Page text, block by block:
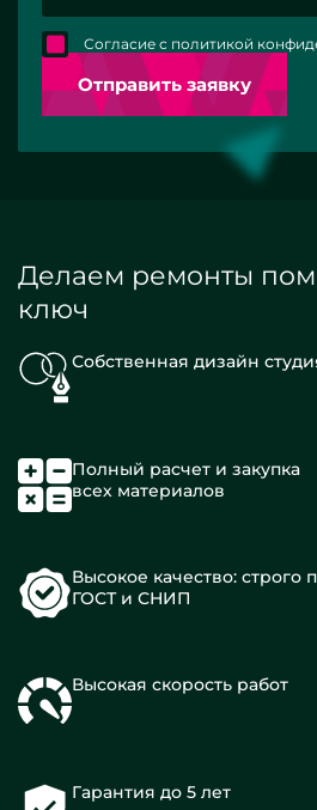
Отправить заявку
Согласие с политикой
Делаем ремонты
ключ
Собственная дизайн
Полный расчет и закупка
всех материалов
Высокое качество: строго
ГОСТ и СНИП
Высокая скорость работ
Гарантия до 5 лет